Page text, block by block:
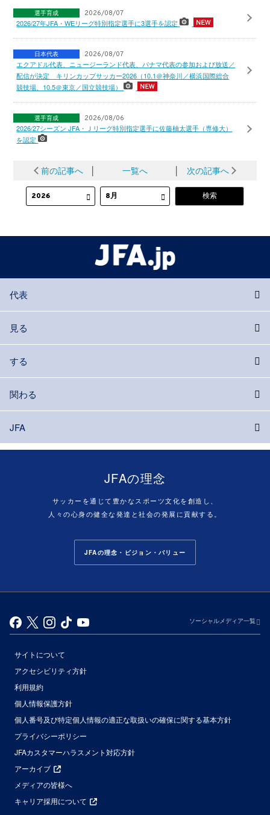
選手育成 2026/08/07
2026/27年JFA・WEリーグ特別指定選手に3選手を認定
日本代表 2026/08/07
エクアドル代表、ニュージーランド代表、パナマ代表の参加および放送／
配信が決定 キリンカップサッカー2026（10.1＠神奈川／横浜国際総合
競技場、10.5＠東京／国立競技場）
選手育成 2026/08/06
2026/27シーズン JFA・Ｊリーグ特別指定選手に佐藤柚太選手（専修大）
を認定
前の記事へ │ 一覧へ │ 次の記事へ
代表
見る
する
関わる
JFA
JFAの理念
サッカーを通じて豊かなスポーツ文化を創造し、
人々の心身の健全な発達と社会の発展に貢献する。
JFAの理念・ビジョン・バリュー
ソーシャルメディア一覧
サイトについて
アクセシビリティ方針
利用規約
個人情報保護方針
個人番号及び特定個人情報の適正な取扱いの確保に関する基本方針
プライバシーポリシー
JFAカスタマーハラスメント対応方針
アーカイブ
メディアの皆様へ
キャリア採用について